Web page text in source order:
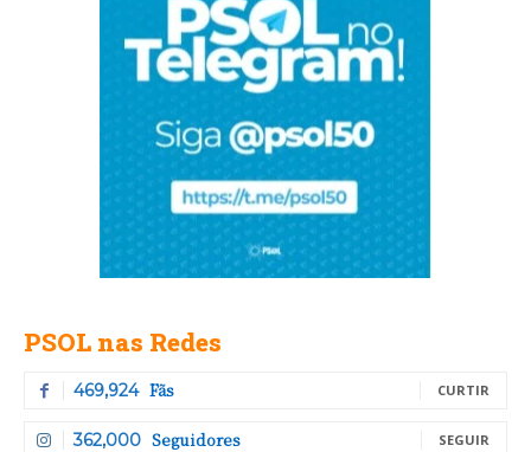
PSOL nas Redes
469,924 Fãs CURTIR
362,000 Seguidores SEGUIR